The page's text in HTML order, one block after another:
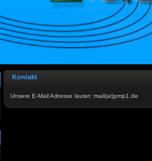
Kontakt
Unsere E-Mail Adresse lautet: mail(at)pmp1.de